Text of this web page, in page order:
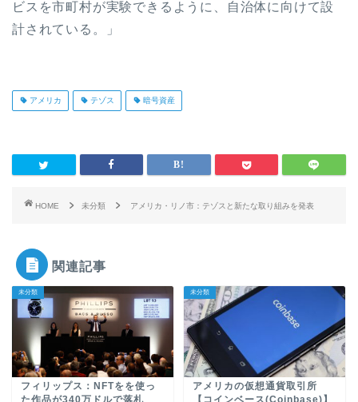
ビスを市町村が実験できるように、自治体に向けて設
計されている。」
アメリカ テゾス 暗号資産
HOME 未分類 アメリカ・リノ市：テゾスと新たな取り組みを発表
関連記事
未分類
フィリップス：NFTをを使っ
た作品が340万ドルで落札
未分類
アメリカの仮想通貨取引所
【コインベース(Coinbase)】